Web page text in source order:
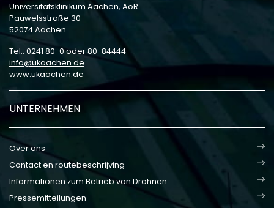
Universitätsklinikum Aachen, AöR
Pauwelsstraße 30
52074 Aachen
Tel.: 0241 80-0 oder 80-84444
info
ukaachen de
www.ukaachen.de
UNTERNEHMEN
Over ons
Contact en routebeschrijving
Informationen zum Betrieb von Drohnen
Pressemitteilungen